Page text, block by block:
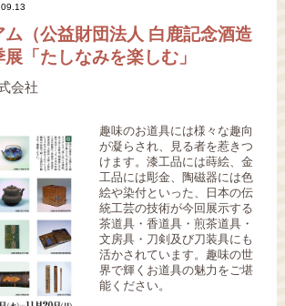
（公益財団法人 白鹿記念酒造
「たしなみを楽しむ」
会社
趣味のお道具には様々な趣向
が凝らされ、見る者を惹きつ
けます。漆工品には蒔絵、金
工品には彫金、陶磁器には色
絵や染付といった、日本の伝
統工芸の技術が今回展示する
茶道具・香道具・煎茶道具・
文房具・刀剣及び刀装具にも
活かされています。趣味の世
界で輝くお道具の魅力をご堪
能ください。